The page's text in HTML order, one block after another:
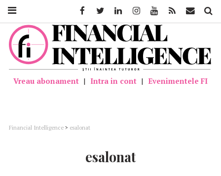
Vreau abonament | Intra in cont | Evenimentele FI
Financial Intelligence > esalonat
esalonat
FacebookTwitter LinkedinInstagramYoutube Feed Mail